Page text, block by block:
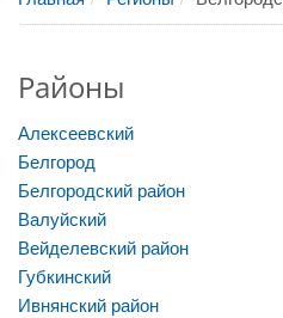
Районы
Алексеевский
Белгород
Белгородский район
Валуйский
Вейделевский район
Губкинский
Ивнянский район